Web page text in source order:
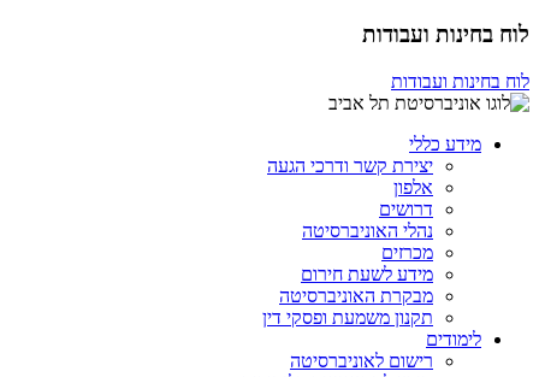
לוח בחינות ועבודות
לוח בחינות ועבודות
מידע כללי
יצירת קשר ודרכי הגעה
אלפון
דרושים
נהלי האוניברסיטה
מכרזים
מידע לשעת חירום
מבקרת האוניברסיטה
תקנון משמעת ופסקי דין
לימודים
רישום לאוניברסיטה